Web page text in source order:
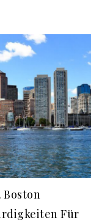
Boston
Für